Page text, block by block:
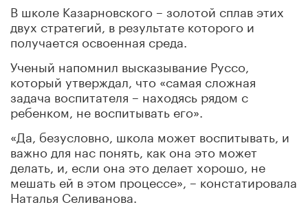
В школе Казарновского – золотой сплав этих
двух стратегий, в результате которого и
получается освоенная среда.
Ученый напомнил высказывание Руссо,
который утверждал, что «самая сложная
задача воспитателя – находясь рядом с
ребенком, не воспитывать его».
«Да, безусловно, школа может воспитывать, и
важно для нас понять, как она это может
делать, и, если она это делает хорошо, не
мешать ей в этом процессе», – констатировала
Наталья Селиванова.